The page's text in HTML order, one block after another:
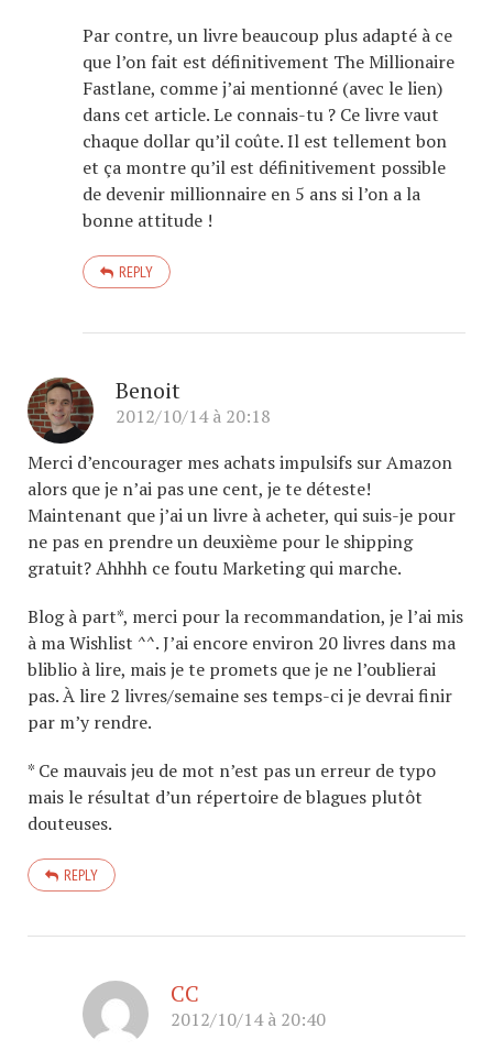
Par contre, un livre beaucoup plus adapté à ce
que l’on fait est définitivement The Millionaire
Fastlane, comme j’ai mentionné (avec le lien)
dans cet article. Le connais-tu ? Ce livre vaut
chaque dollar qu’il coûte. Il est tellement bon
et ça montre qu’il est définitivement possible
de devenir millionnaire en 5 ans si l’on a la
bonne attitude !
REPLY
Benoit
2012/10/14 à 20:18
Merci d’encourager mes achats impulsifs sur Amazon
alors que je n’ai pas une cent, je te déteste!
Maintenant que j’ai un livre à acheter, qui suis-je pour
ne pas en prendre un deuxième pour le shipping
gratuit? Ahhhh ce foutu Marketing qui marche.
Blog à part*, merci pour la recommandation, je l’ai mis
à ma Wishlist ^^. J’ai encore environ 20 livres dans ma
bliblio à lire, mais je te promets que je ne l’oublierai
pas. À lire 2 livres/semaine ses temps-ci je devrai finir
par m’y rendre.
* Ce mauvais jeu de mot n’est pas un erreur de typo
mais le résultat d’un répertoire de blagues plutôt
douteuses.
REPLY
CC
2012/10/14 à 20:40